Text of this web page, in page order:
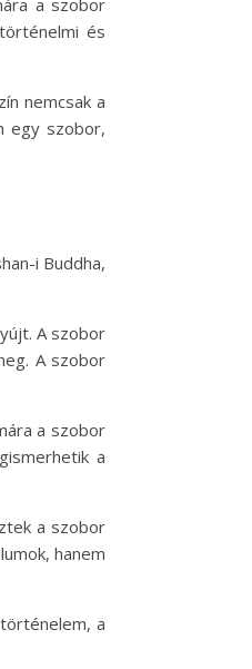
és
nemcsak a
egy szobor,
i Buddha,
A szobor
A szobor
a szobor
a
a szobor
hanem
a